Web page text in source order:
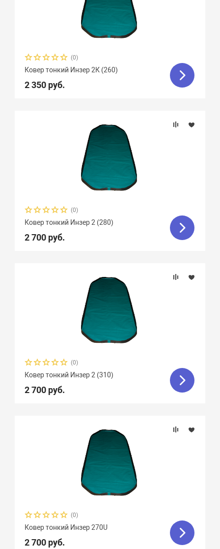
(0)
Ковер тонкий Инзер 2К (260)
2 350 руб.
(0)
Ковер тонкий Инзер 2 (280)
2 700 руб.
(0)
Ковер тонкий Инзер 2 (310)
2 700 руб.
(0)
Ковер тонкий Инзер 270U
2 700 руб.